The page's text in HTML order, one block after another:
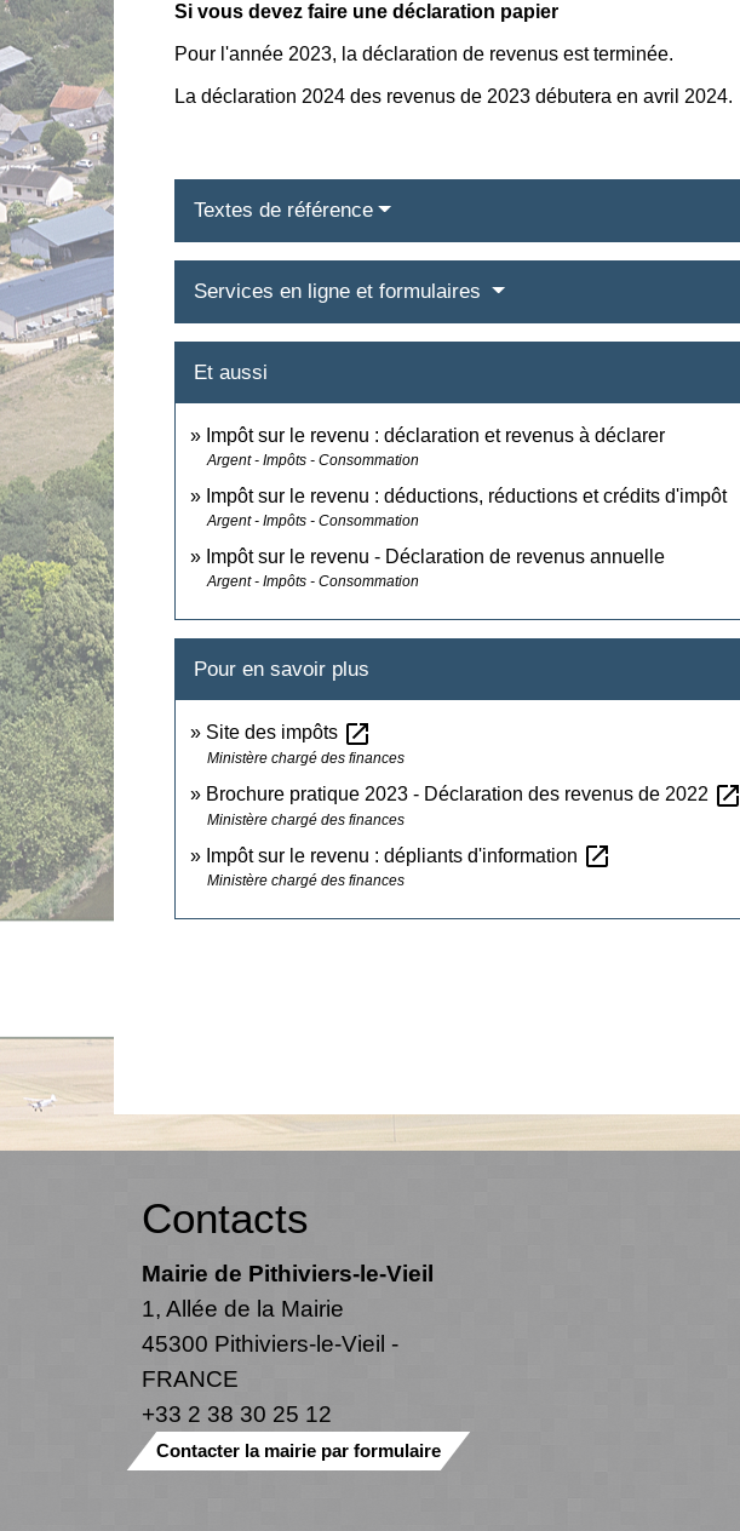
Si vous devez faire une déclaration papier
Pour l'année 2023, la déclaration de revenus est terminée.
La déclaration 2024 des revenus de 2023 débutera en avril 2024.
Textes de référence
Services en ligne et formulaires
Et aussi
Impôt sur le revenu : déclaration et revenus à déclarer
Argent - Impôts - Consommation
Impôt sur le revenu : déductions, réductions et crédits d'impôt
Argent - Impôts - Consommation
Impôt sur le revenu - Déclaration de revenus annuelle
Argent - Impôts - Consommation
Pour en savoir plus
Site des impôts open_in_new
Ministère chargé des finances
Brochure pratique 2023 - Déclaration des revenus de 2022 open_in_new
Ministère chargé des finances
Impôt sur le revenu : dépliants d'information open_in_new
Ministère chargé des finances
Contacts
Mairie de Pithiviers-le-Vieil
1, Allée de la Mairie
45300 Pithiviers-le-Vieil -
FRANCE
+33 2 38 30 25 12
Contacter la mairie par formulaire